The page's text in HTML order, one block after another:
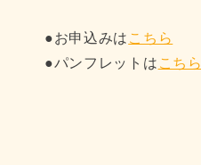
●お申込みは こちら
●パンフレットは こちら